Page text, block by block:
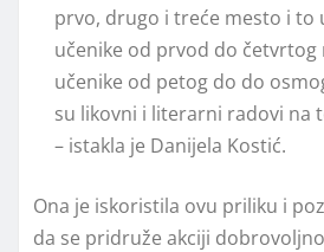
prvo, drugo i treće mesto i to
učenike od prvod do četvrtog
učenike od petog do do
su likovni i literarni radovi na
– istakla je Danijela Kostić.
Ona je iskoristila ovu priliku i
da se pridruže akciji